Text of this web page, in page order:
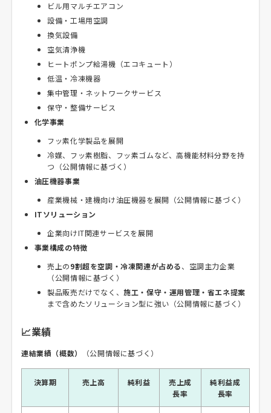
ビル用マルチエアコン
設備・工場用空調
換気設備
空気清浄機
ヒートポンプ給湯機（エコキュート）
低温・冷凍機器
集中管理・ネットワークサービス
保守・整備サービス
化学事業
フッ素化学製品を展開
冷媒、フッ素樹脂、フッ素ゴムなど、高機能材料分野を持
つ（公開情報に基づく）
油圧機器事業
産業機械・建機向け油圧機器を展開（公開情報に基づく）
ITソリューション
企業向けIT関連サービスを展開
事業構成の特徴
売上の9割超を空調・冷凍関連が占める、空調主力企業
（公開情報に基づく）
製品販売だけでなく、施工・保守・運用管理・省エネ提案
まで含めたソリューション型に強い（公開情報に基づく）
📈業績
連結業績（概数） （公開情報に基づく）
決算期 売上高 純利益
売上成
長率
純利益成
長率